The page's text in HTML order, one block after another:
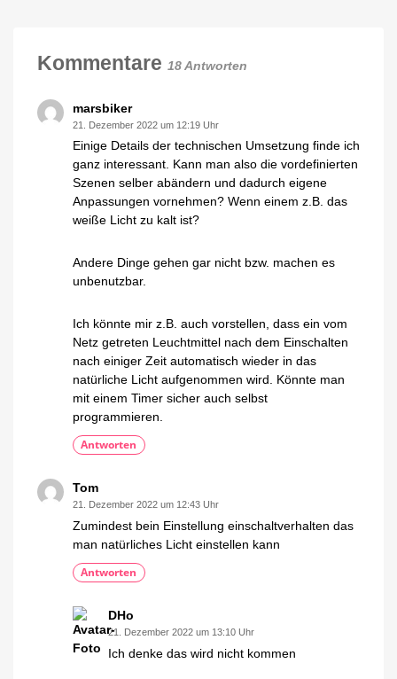
Produkte
Euro
Kommentare 18 Antworten
marsbiker
21. Dezember 2022 um 12:19 Uhr
Einige Details der technischen Umsetzung finde ich
ganz interessant. Kann man also die vordefinierten
Szenen selber abändern und dadurch eigene
Anpassungen vornehmen? Wenn einem z.B. das
weiße Licht zu kalt ist?
Andere Dinge gehen gar nicht bzw. machen es
unbenutzbar.
Ich könnte mir z.B. auch vorstellen, dass ein vom
Netz getreten Leuchtmittel nach dem Einschalten
nach einiger Zeit automatisch wieder in das
natürliche Licht aufgenommen wird. Könnte man
mit einem Timer sicher auch selbst
programmieren.
Antworten
Tom
21. Dezember 2022 um 12:43 Uhr
Zumindest bein Einstellung einschaltverhalten das
man natürliches Licht einstellen kann
Antworten
DHo
21. Dezember 2022 um 13:10 Uhr
Ich denke das wird nicht kommen